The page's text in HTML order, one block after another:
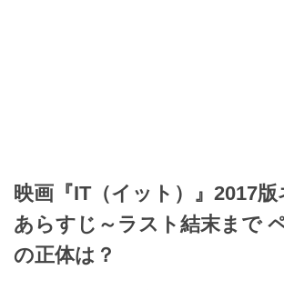
映画『IT（イット）』2017
あらすじ～ラスト結末まで
の正体は？